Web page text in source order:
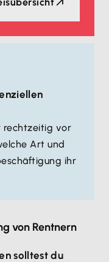
rechtzeitig vor
Art und
ihr
von Rentnern
solltest du